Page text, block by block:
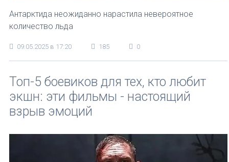
Антарктида неожиданно нарастила невероятное
количество льда
09.05.2025 в 17:20 185 0
Топ-5 боевиков для тех, кто любит
экшн: эти фильмы - настоящий
взрыв эмоций